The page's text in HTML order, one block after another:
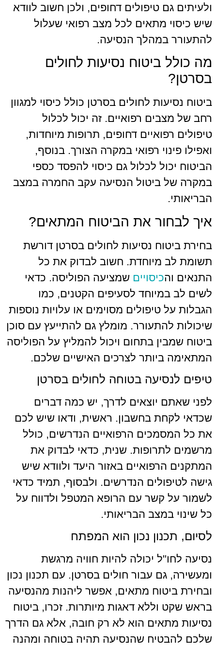
ולעיתים גם טיפולים דחופים, ולכן חשוב לוודא
שיש כיסוי מתאים לכל מצב רפואי שעלול
להתעורר במהלך הנסיעה.
מה כולל ביטוח נסיעות לחולים
בסרטן?
ביטוח נסיעות לחולים בסרטן כולל כיסוי למגוון
רחב של מצבים רפואיים. זה יכול לכלול
טיפולים רפואיים דחופים, תרופות מיוחדות,
ואפילו פינוי רפואי במקרה הצורך. בנוסף,
הביטוח יכול לכלול גם כיסוי להפסד כספי
במקרה של ביטול הנסיעה עקב החמרה במצב
הבריאותי.
איך לבחור את הביטוח המתאים?
בחירת ביטוח נסיעות לחולים בסרטן דורשת
תשומת לב מיוחדת. חשוב לבדוק את כל
התנאים והכיסויים שמציעה הפוליסה. כדאי
לשים לב במיוחד לסעיפים הקטנים, כמו
הגבלות על טיפולים מסוימים או עלויות נוספות
שיכולות להתעורר. מומלץ גם להתייעץ עם סוכן
ביטוח שמבין בתחום ויכול להמליץ על הפוליסה
המתאימה ביותר לצרכים האישיים שלכם.
טיפים לנסיעה בטוחה לחולים בסרטן
לפני שאתם יוצאים לדרך, יש כמה דברים
שכדאי לקחת בחשבון. ראשית, ודאו שיש לכם
את כל המסמכים הרפואיים הנדרשים, כולל
מרשמים לתרופות. שנית, כדאי לבדוק את
המתקנים הרפואיים באזור היעד ולוודא שיש
גישה לטיפולים הנדרשים. ולבסוף, תמיד כדאי
לשמור על קשר עם הרופא המטפל ולדווח על
כל שינוי במצב הבריאותי.
לסיום, תכנון נכון הוא המפתח
נסיעה לחו"ל יכולה להיות חוויה מרגשת
ומעשירה, גם עבור חולים בסרטן. עם תכנון נכון
ובחירת ביטוח מתאים, אפשר ליהנות מהנסיעה
בראש שקט וללא דאגות מיותרות. זכרו, ביטוח
נסיעות מתאים הוא לא רק חובה, אלא גם הדרך
שלכם להבטיח שהנסיעה תהיה בטוחה ומהנה